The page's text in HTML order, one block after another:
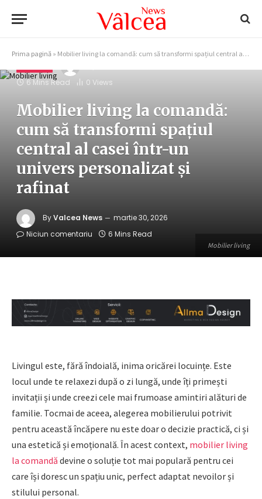
Prima pagină » Mobilier living la comandă: cum să transformi spațiul central al casei într-un univers personalizat și rafinat
Mobilier living
6 Mins Read
0 Views
Mobilier living la comandă:
cum să transformi spațiul
central al casei într-un
univers personalizat și
rafinat
ByValcea News
martie 30, 2026
Niciun comentariu
6 Mins Read
Livingul este, fără îndoială, inima oricărei locuințe. Este
locul unde te relaxezi după o zi lungă, unde îți primești
invitații și unde creezi cele mai frumoase amintiri alături de
familie. Tocmai de aceea, alegerea mobilierului potrivit
pentru această încăpere nu este doar o decizie practică, ci și
una estetică și emoțională. În acest context, mobilier living
la comandă devine o soluție tot mai populară pentru cei
care își doresc un spațiu unic, perfect adaptat nevoilor și
stilului personal.